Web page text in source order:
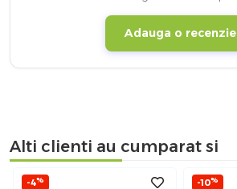
Adauga o recenzie
Alti clienti au cumparat si
-4% -10%